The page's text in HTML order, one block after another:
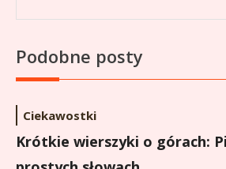
Podobne posty
Ciekawostki
Krótkie wierszyki o górach: